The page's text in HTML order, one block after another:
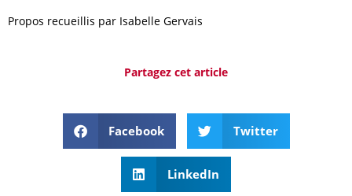
Propos recueillis par Isabelle Gervais
Partagez cet article
Facebook Twitter
LinkedIn